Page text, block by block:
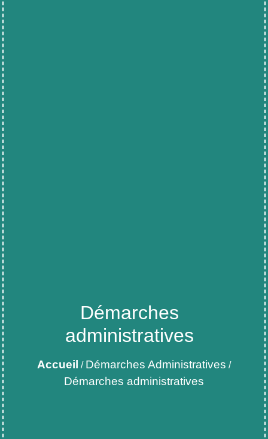
Démarches
administratives
Accueil / Démarches Administratives /
Démarches administratives